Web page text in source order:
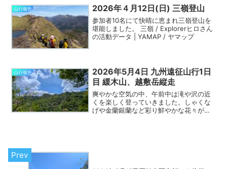
～白石～二重...
山行報告 2026年４月12日(日) 三嶺登山
参加者10名にて快晴に恵まれ三嶺登山を
堪能しました。 三嶺 / Explorerヒロさん
の活動データ | YAMAP / ヤマップ
山行報告
2026年5月4日 九州遠征山行1日
目 緩木山、越敷岳縦走
爽やかな空気の中、午前中は滝や沢の近
くを楽しく登っていきました。しゃくな
げや金蘭銀蘭など彩り鮮やかな花々が山